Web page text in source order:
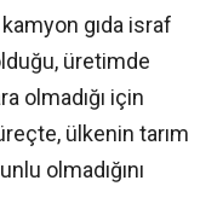
gıda israf
üretimde
olmadığı için
ülkenin tarım
olmadığını